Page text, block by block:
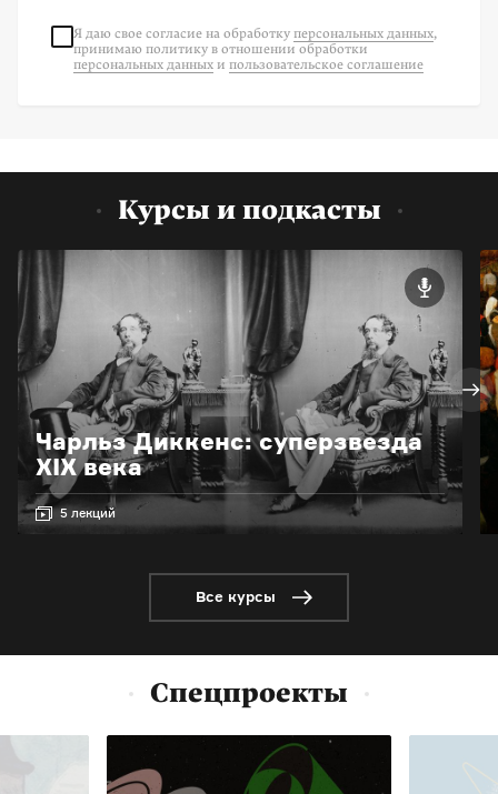
Я даю свое согласие на обработку персональных данных,
принимаю политику в отношении обработки
персональных данных и пользовательское соглашение
Курсы и подкасты
Чарльз Диккенс: суперзвезда
XIX века
5 лекций
Все курсы
Спецпроекты